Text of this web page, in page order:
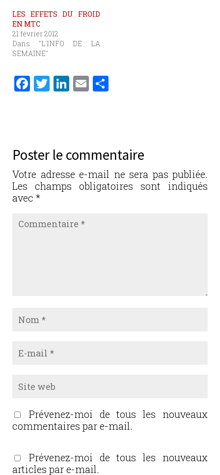
LES EFFETS DU FROID
EN MTC
21 février 2012
Dans "L'INFO DE LA
SEMAINE"
F
b
o
o
k
T
r
Li
n
E
er
Poster le commentaire
Votre adresse e-mail ne sera pas publiée.
Les champs obligatoires sont indiqués
avec *
Prévenez-moi de tous les nouveaux
commentaires par e-mail.
Prévenez-moi de tous les nouveaux
articles par e-mail.